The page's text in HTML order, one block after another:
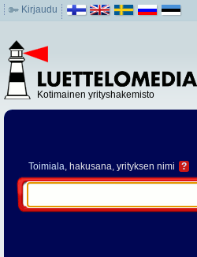
Kirjaudu
Kotimainen yrityshakemisto
Toimiala, hakusana, yrityksen nimi ?